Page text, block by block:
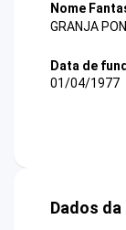
Nome
GRANJA
Data de
01/04/1977
Dados